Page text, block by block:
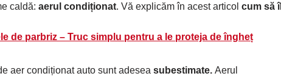
caldă: aerul condiționat. Vă explicăm în acest articol cum să îl
de parbriz – Truc simplu pentru a le proteja de îngheț
aer condiționat auto sunt adesea subestimate. Aerul